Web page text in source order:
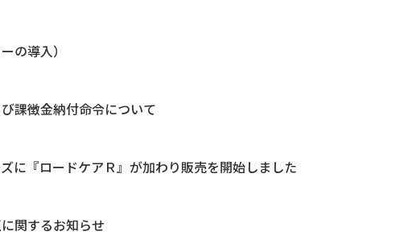
の導入）
課徴金納付命令について
に『ロードケアＲ』が加わり販売を開始しました
関するお知らせ